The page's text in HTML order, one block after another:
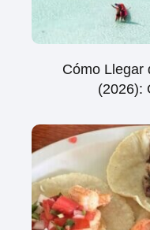
Cómo Llegar
(2026):